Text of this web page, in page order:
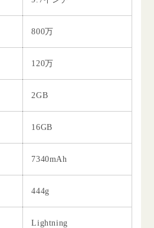
800万
120万
2GB
16GB
7340mAh
444g
Lightning